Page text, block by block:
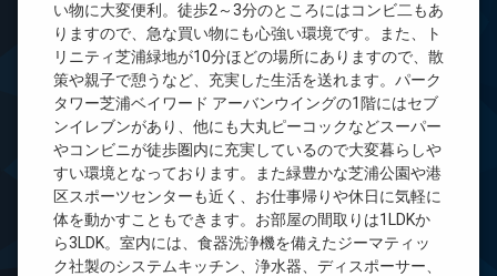
い物に大変便利。徒歩2～3分のところにはコンビ二もあ
りますので、急な買い物にも心強い環境です。また、ト
リニティ芝浦緑地が10分ほどの場所にありますので、散
策や親子で憩うなど、充実した生活を送れます。パーク
タワー芝浦ベイワード アーバンウイングの1階にはセブ
ンイレブンがあり、他にも大丸ピーコックなどスーパー
やコンビニが徒歩圏内に充実しているので大変暮らしや
すい環境となっております。また緑豊かな芝浦公園や港
区スポーツセンターも近く、お仕事帰りや休日に気軽に
体を動かすこともできます。お部屋の間取りは1LDKか
ら3LDK。室内には、食器洗浄機を備えたジーマティッ
ク社製のシステムキッチン、浄水器、ディスポーサー、